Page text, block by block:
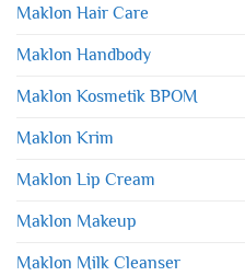
Maklon Hair Care
Maklon Handbody
Maklon Kosmetik BPOM
Maklon Krim
Maklon Lip Cream
Maklon Makeup
Maklon Milk Cleanser